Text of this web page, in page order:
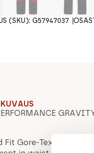
(SKU): G57947037
Fit Gore-Tex Tricot